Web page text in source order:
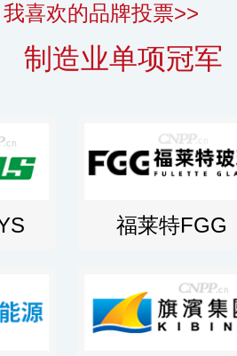
我喜欢的品牌投票>>
制造业单项冠军
福莱特FGG